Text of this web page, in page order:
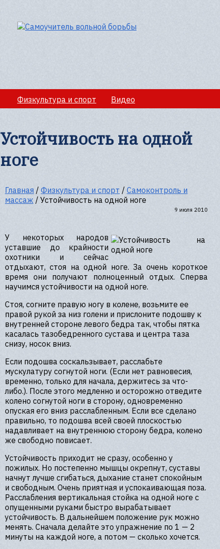
Физкультура и спорт Видео
тренировочных сборов
Полезная информация
Устойчивость на одной
ноге
Главная / Физкультура и спорт / Самоконтроль и
массаж / Устойчивость на одной ноге
9 июля 2010
У некоторых народов
уставшие до крайности
охотники и сейчас
отдыхают, стоя на одной ноге. За очень короткое
время они получают полноценный отдых. Сперва
научимся устойчивости на одной ноге.
Стоя, согните правую ногу в колене, возьмите ее
правой рукой за низ голени и прислоните подошву к
внутренней стороне левого бедра так, чтобы пятка
касалась тазобедренного сустава и центра таза
снизу, носок вниз.
Если подошва соскальзывает, расслабьте
мускулатуру согнутой ноги. (Если нет равновесия,
временно, только для начала, держитесь за что-
либо.). После этого медленно и осторожно отведите
колено согнутой ноги в сторону, одновременно
опуская его вниз расслабленным. Если все сделано
правильно, то подошва всей своей плоскостью
надавливает на внутреннюю сторону бедра, колено
же свободно повисает.
Устойчивость приходит не сразу, особенно у
пожилых. Но постепенно мышцы окрепнут, суставы
начнут лучше сгибаться, дыхание станет спокойным
и свободным. Очень приятная и успокаивающая поза.
Расслабления вертикальная стойка на одной ноге с
опущенными руками быстро вырабатывает
устойчивость. В дальнейшем положение рук можно
менять. Сначала делайте это упражнение по 1 — 2
минуты на каждой ноге, а потом — сколько хочется.